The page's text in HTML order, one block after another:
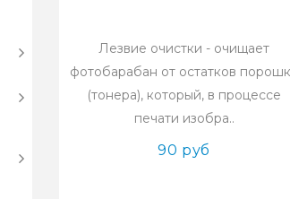
Лезвие очистки - очищает
фотобарабан от остатков
(тонера), который, в процессе
печати изобра..
90 руб